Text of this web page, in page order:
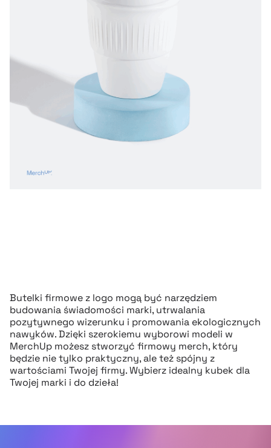
Butelki firmowe z logo mogą być narzędziem
budowania świadomości marki, utrwalania
pozytywnego wizerunku i promowania ekologicznych
nawyków. Dzięki szerokiemu wyborowi modeli w
MerchUp możesz stworzyć firmowy merch, który
będzie nie tylko praktyczny, ale też spójny z
wartościami Twojej firmy. Wybierz idealny kubek dla
Twojej marki i do dzieła!